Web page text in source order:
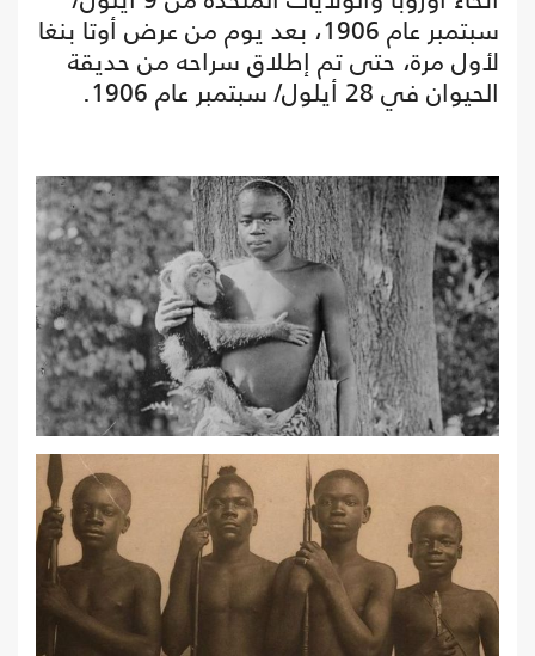
سبتمبر عام 1906، بعد يوم من عرض أوتا بنغا
لأول مرة، حتى تم إطلاق سراحه من حديقة
الحيوان في 28 أيلول/ سبتمبر عام 1906.